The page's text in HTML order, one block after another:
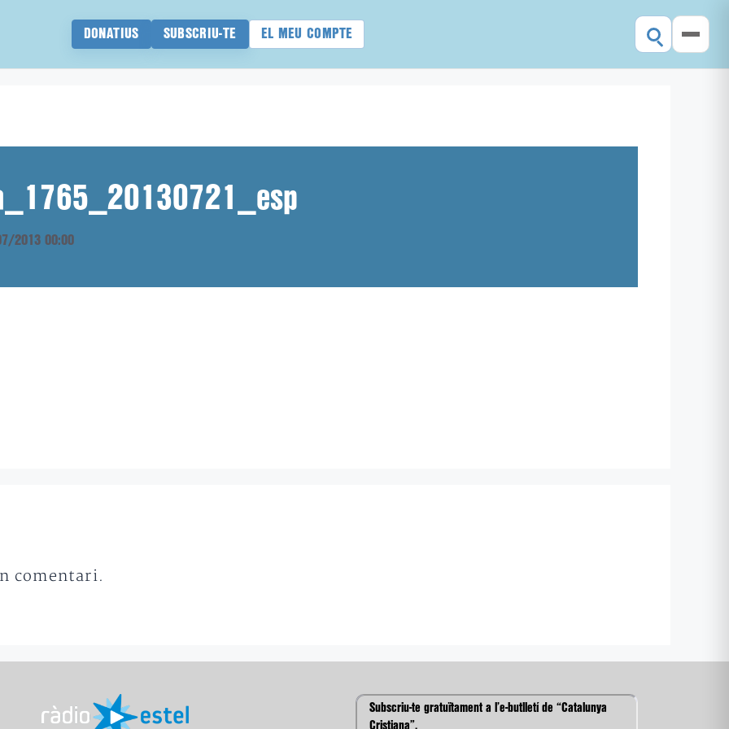
DONATIUS SUBSCRIU-TE EL MEU COMPTE
2013 00:00
comentari.
Subscriu-te gratuïtament a l’e-butlletí de “Catalunya
Cristiana”.